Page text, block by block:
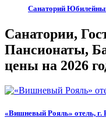
Санаторий
Санатории,
Пансионаты,
цены на 2026
«Вишневый Рояль» отель, г.